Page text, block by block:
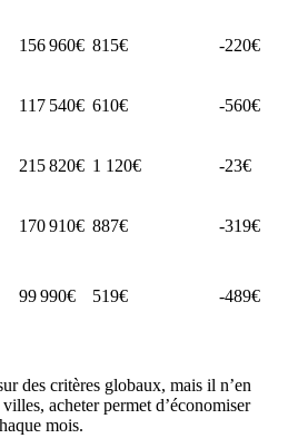
156 960€ 815€ -220€
117 540€ 610€ -560€
215 820€ 1 120€ -23€
170 910€ 887€ -319€
99 990€ 519€ -489€
des critères globaux, mais il n’en
acheter permet d’économiser
mois.